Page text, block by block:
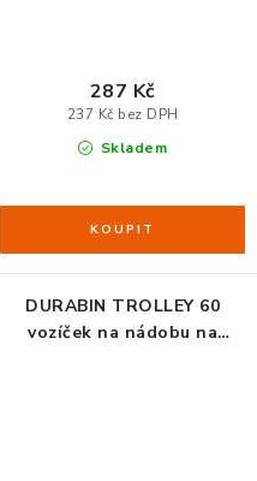
Skladem
237 Kč bez DPH
287 Kč
DURABIN TROLLEY 60
vozíček na nádobu na